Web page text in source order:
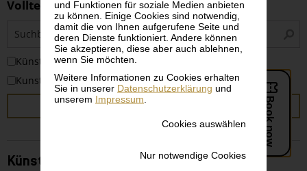
und Funktionen für soziale Medien anbieten
zu können. Einige Cookies sind notwendig,
damit die von Ihnen aufgerufene Seite und
deren Dienste funktioniert. Andere können
Sie akzeptieren, diese aber auch ablehnen,
wenn Sie möchten.
Weitere Informationen zu Cookies erhalten
Sie in unserer Datenschutzerklärung und
unserem Impressum
Cookies auswählen
Nur notwendige Cookies
Volltextsuche
KünstlerInnen
Kunstwerke
SUCHEN
KünstlerInnen alphabetisch